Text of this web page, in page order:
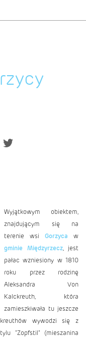
Wyjątkowym obiektem,
znajdującym się na
terenie wsi Gorzyca w
gminie Międzyrzecz, jest
pałac wzniesiony w 1810
roku przez rodzinę
Aleksandra Von
Kalckreuth, która
zamieszkiwała tu jeszcze
wywodzi się z
"Zopfstil" (mieszanina